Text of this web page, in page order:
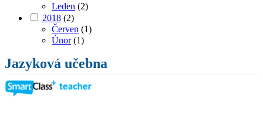
Leden (2)
2018 (2)
Červen (1)
Únor(1)
Jazyková učebna